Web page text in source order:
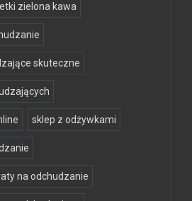
zielona kawa
skuteczne
sklep z odżywkami
na odchudzanie